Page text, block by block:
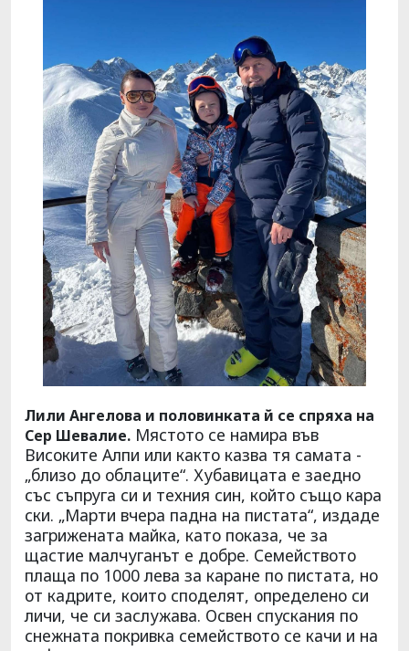
Лили Ангелова и половинката й се спряха на
Сер Шевалие. Мястото се намира във
Високите Алпи или както казва тя самата -
„близо до облаците“. Хубавицата е заедно
със съпруга си и техния син, който също кара
ски. „Марти вчера падна на пистата“, издаде
загрижената майка, като показа, че за
щастие малчуганът е добре. Семейството
плаща по 1000 лева за каране по пистата, но
от кадрите, които споделят, определено си
личи, че си заслужава. Освен спускания по
снежната покривка семейството се качи и на